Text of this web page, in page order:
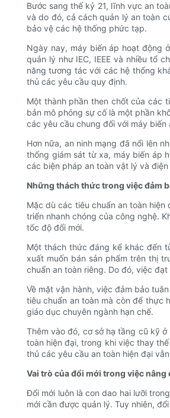
Bước sang thế kỷ 21, lĩnh vực an
và do đó, cả cách quản lý an toàn
bảo vệ các hệ thống phức tạp.
Ngày nay, máy biến áp hoạt động
quản lý như IEC, IEEE và nhiều tổ
năng tương tác với các hệ thống
thủ các yêu cầu quy định.
Một thành phần then chốt của các
bản mô phỏng sự cố là một phần
các yêu cầu chung đối với máy
Hơn nữa, an ninh mạng đã nổi lên
thống giám sát từ xa, máy biến áp
các biện pháp an toàn vật lý và
Những thách thức trong việc đảm
Mặc dù các tiêu chuẩn an toàn
triển nhanh chóng của công nghệ.
tốc độ đổi mới.
Một thách thức đáng kể khác đến
xuất muốn bán sản phẩm trên thị
chuẩn an toàn riêng. Do đó, việc
Về mặt vận hành, việc đảm bảo
tiêu chuẩn an toàn mà còn để thực
giáo dục chuyên ngành hạn chế.
Thêm vào đó, cơ sở hạ tầng cũ kỹ
toàn hiện đại, trong khi việc thay
thủ các yêu cầu an toàn hiện đại
Vai trò của đổi mới trong việc nâng
Đổi mới luôn là con dao hai lưỡi
mới cần được quản lý. Tuy nhiên,